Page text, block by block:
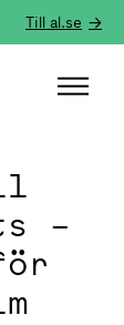
Till al.se
–